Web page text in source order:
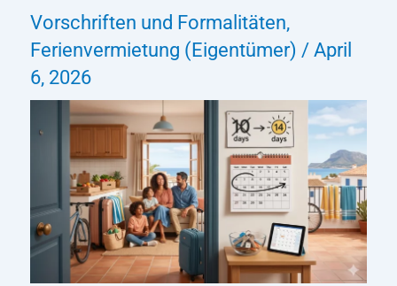
Vorschriften und Formalitäten,
Ferienvermietung (Eigentümer) / April
6, 2026